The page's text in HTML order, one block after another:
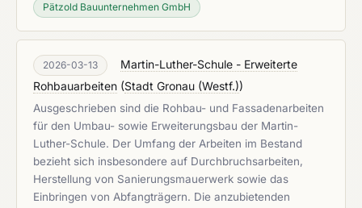
Pätzold Bauunternehmen GmbH
2026-03-13
Martin-Luther-Schule - Erweiterte
Rohbauarbeiten (Stadt Gronau (Westf.))
Ausgeschrieben sind die Rohbau- und Fassadenarbeiten
für den Umbau- sowie Erweiterungsbau der Martin-
Luther-Schule. Der Umfang der Arbeiten im Bestand
bezieht sich insbesondere auf Durchbruchsarbeiten,
Herstellung von Sanierungsmauerwerk sowie das
Einbringen von Abfangträgern. Die anzubietenden